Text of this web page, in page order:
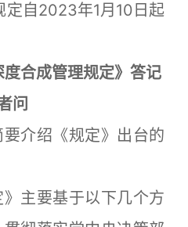
定自2023年1月10日起
度合成管理规定》答记
问
介绍《规定》出台的
主要基于以下几个方